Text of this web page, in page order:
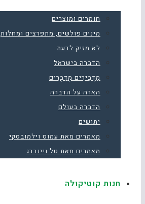
חומרים ומוצרים
מינים פולשים, מתפרצים ומחלות
לא מזיק לדעת
הדברה בישראל
מַדְבִּירִים מְדַבְּרִים
הארה על הדברה
הדברה בעולם
יתושים
מאמרים מאת עמוס וילמובסקי
מאמרים מאת טל ויינברג
חנות קוטיקולה